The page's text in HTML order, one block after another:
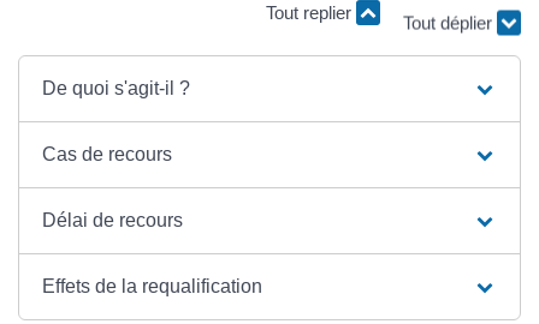
Tout replier
Tout déplier
De quoi s'agit-il ?
Cas de recours
Délai de recours
Effets de la requalification